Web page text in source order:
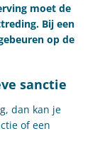
moet de
Bij een
op de
sanctie
dan kan je
of een